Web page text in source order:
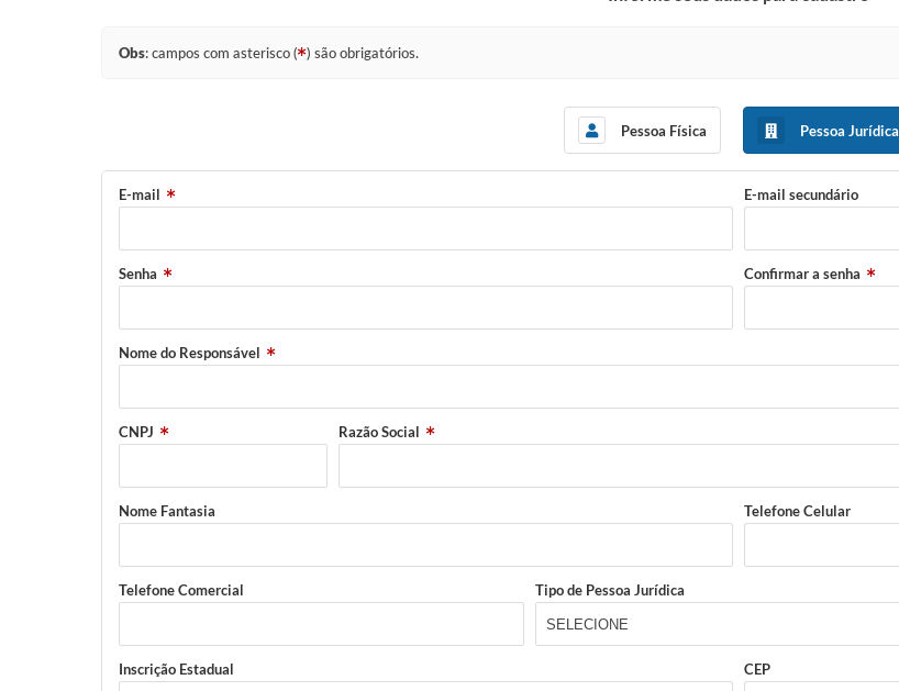
Obs: campos com asterisco ( ) são obrigatórios.
Pessoa Física Pessoa Jurídica
E-mail E-mail secundário
Senha Confirmar a senha
Nome do Responsável
CNPJ Razão Social
Nome Fantasia Telefone Celular
Telefone Comercial Tipo de Pessoa Jurídica
Inscrição Estadual CEP